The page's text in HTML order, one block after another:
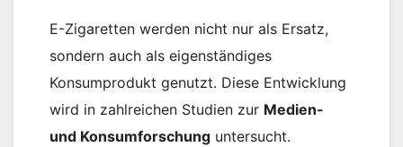
E-Zigaretten werden nicht nur als Ersatz,
sondern auch als eigenständiges
Konsumprodukt genutzt. Diese Entwicklung
wird in zahlreichen Studien zur Medien-
und Konsumforschung untersucht.